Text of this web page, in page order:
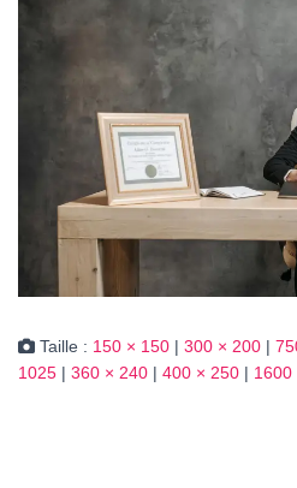
Taille : 150 × 150 | 300 × 200 |
1025 | 360 × 240 | 400 × 250 | 1600